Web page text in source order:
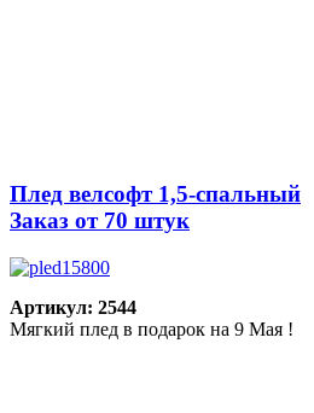
Плед велсофт 1,5-спальный
Заказ от 70 штук
Артикул: 2544
Мягкий плед в подарок на 9 Мая !